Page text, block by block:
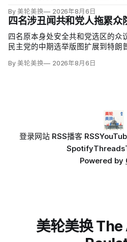
动」中几乎耗尽全球陆军战术导弹
击导弹库存，爱国者和末段高空区
截…
By 美轮美换 2026年8月6日
四名涉丑闻共和党人拖累众
四名原本身处安全共和党选区的众
民主党的中期选举版图扩展到特朗
道德委员会认定性骚扰女助理后退
By 美轮美换 2026年8月6日
登录网站 RSS播客 RSS
SpotifyThreads
Powered by
美轮美换